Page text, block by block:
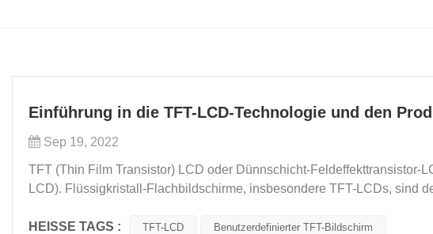
Einführung in die TFT-LCD-Technologie und den
Sep 19, 2022
TFT (Thin Film Transistor) LCD oder Dünnschicht-Feldeffekttransistor-
LCD). Flüssigkristall-Flachbildschirme, insbesondere TFT-LCDs, sind
HEISSE TAGS :
TFT-LCD Benutzerdefinierter TFT-Bildschirm